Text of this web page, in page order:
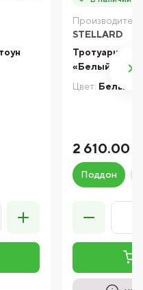
STELLARD
Тротуарная
«Белый
Цвет: Белый
2 610.00 ₽
Поддон